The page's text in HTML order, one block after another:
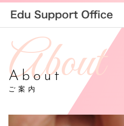
About
ご案内